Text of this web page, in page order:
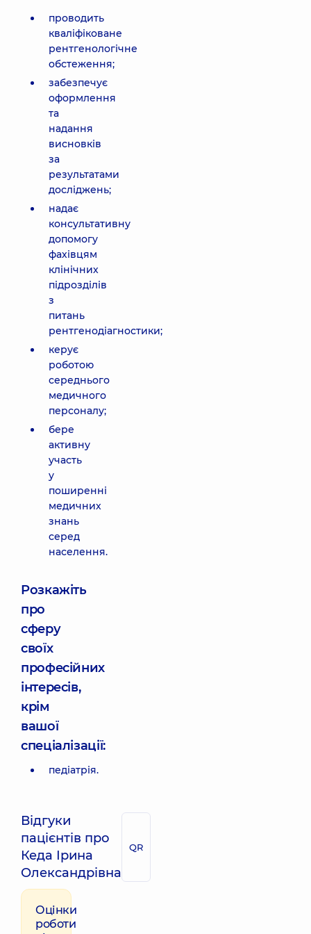
проводить
кваліфіковане
рентгенологічне
обстеження;
забезпечує
оформлення
та
надання
висновків
за
результатами
досліджень;
надає
консультативну
допомогу
фахівцям
клінічних
підрозділів
з
питань
рентгенодіагностики;
керує
роботою
середнього
медичного
персоналу;
бере
активну
участь
у
поширенні
медичних
знань
серед
населення.
Розкажіть
про
сферу
своїх
професійних
інтересів,
крім
вашої
спеціалізації:
педіатрія.
Відгуки
пацієнтів про
Кеда Ірина
Олександрівна
QR
Оцінки
роботи